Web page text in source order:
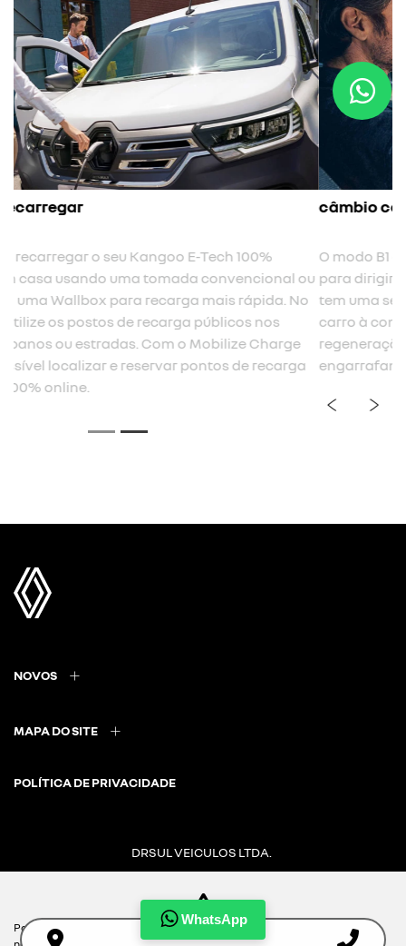
WhatsApp
câmbio com três níveis de regeneração
O modo B1 é um modo regenerativo limitado, ideal para
para dirigir em rodovias e vias rápidas. Com o B2, você
tem uma sensação equivalente ao freio motor de um
carro à combustão. Já o B3, o nível máximo de
regeneração, é pensado para aproveitar melhor os
engarrafamentos e trechos de serra.
previousnext
NOVOS
MAPA DO SITE
POLÍTICA DE PRIVACIDADE
DRSUL VEICULOS LTDA.
Para otimizar sua experiência durante a navegação, fazemos uso de